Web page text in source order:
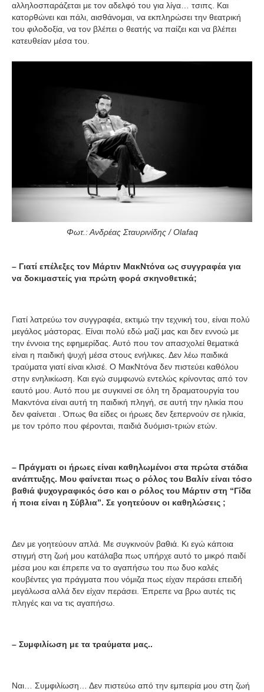
αλληλοσπαράζεται με τον αδελφό του για λίγα… τσιπς. Και
κατορθώνει και πάλι, αισθάνομαι, να εκπληρώσει την θεατρική
του φιλοδοξία, να τον βλέπει ο θεατής να παίζει και να βλέπει
κατευθείαν μέσα του.
Φωτ.: Ανδρέας Σταυρινίδης / Olafaq
– Γιατί επέλεξες τον Μάρτιν ΜακΝτόνα ως συγγραφέα για
να δοκιμαστείς για πρώτη φορά σκηνοθετικά;
Γιατί λατρεύω τον συγγραφέα, εκτιμώ την τεχνική του, είναι πολύ
μεγάλος μάστορας. Είναι πολύ εδώ μαζί μας και δεν εννοώ με
την έννοια της εφημερίδας. Αυτό που τον απασχολεί θεματικά
είναι η παιδική ψυχή μέσα στους ενήλικες. Δεν λέω παιδικά
τραύματα γιατί είναι κλισέ. Ο ΜακΝτόνα δεν πιστεύει καθόλου
στην ενηλικίωση. Και εγώ συμφωνώ εντελώς κρίνοντας από τον
εαυτό μου. Αυτό που με συγκινεί σε όλη τη δραματουργία του
Μακντόνα είναι αυτή τη παιδική πληγή, σε αυτή την ηλικία που
δεν φαίνεται . Όπως θα είδες οι ήρωες δεν ξεπερνούν σε ηλικία,
με τον τρόπο που φέρονται, παιδιά δυόμισι-τριών ετών.
– Πράγματι οι ήρωες είναι καθηλωμένοι στα πρώτα στάδια
ανάπτυξης. Μου φαίνεται πως ο ρόλος του Βαλίν είναι τόσο
βαθιά ψυχογραφικός όσο και ο ρόλος του Μάρτιν στη “Γίδα
ή ποια είναι η Σύβλια”. Σε γοητεύουν οι καθηλώσεις ;
Δεν με γοητεύουν απλά. Με συγκινούν βαθιά. Κι εγώ κάποια
στιγμή στη ζωή μου κατάλαβα πως υπήρχε αυτό το μικρό παιδί
μέσα μου και έπρεπε να το αγαπήσω του πω δυο καλές
κουβέντες για πράγματα που νόμιζα πως είχαν περάσει επειδή
μεγάλωσα αλλά δεν είχαν περάσει. Έπρεπε να βρω αυτές τις
πληγές και να τις αγαπήσω.
– Συμφιλίωση με τα τραύματα μας..
Ναι… Συμφιλίωση… Δεν πιστεύω από την εμπειρία μου στη ζωή